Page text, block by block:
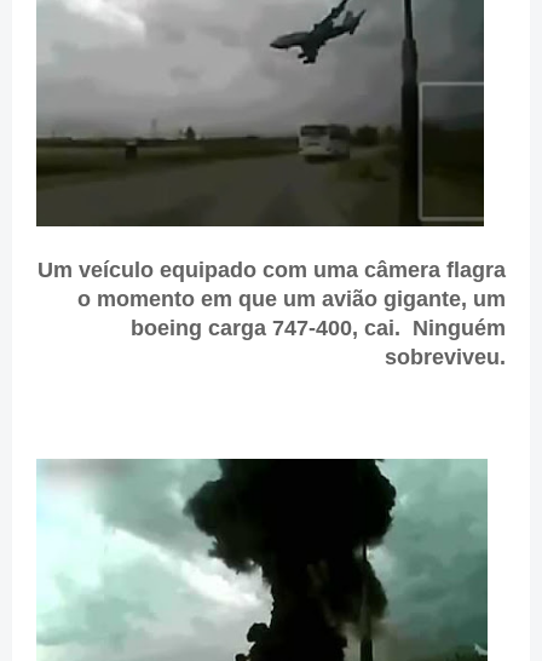
Um veículo equipado com uma câmera flagra
o momento em que um avião gigante, um
boeing carga 747-400, cai. Ninguém
sobreviveu.